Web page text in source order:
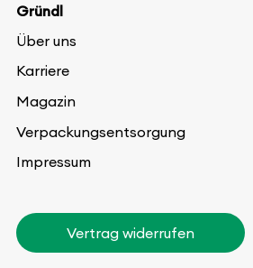
Gründl
Über uns
Karriere
Magazin
Verpackungsentsorgung
Impressum
Vertrag widerrufen